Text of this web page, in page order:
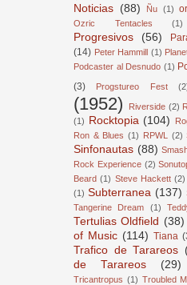
Noticias (88) Ñu (1)
Ozric Tentacles (1)
Progresivos
(56)
(14) Peter Hammill (1)
Podcaster al Desnudo (1)
(3)
Progstureo Fest
(1952)
Riverside (2)
(1) Rocktopia (104)
Ron & Blues (1) RPWL (2)
Sinfonautas (88)
Rock Experience (2)
Beard (1) Steve Hackett (2)
(1) Subterranea (137)
Tangerine Dream
(1)
Tertulias Oldfield (38)
of Music (114) Tiana
Trafico de Tarareos
de Tarareos
(29)
Tricantropus (1) Troubled